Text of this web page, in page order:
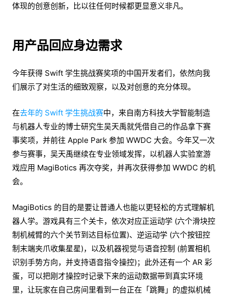
体现的创意创新，比以往任何时候都更显意义非凡。
用产品回应身边需求
今年获得 Swift 学生挑战赛奖项的中国开发者们，依然向我
们展示了对生活的细致观察，以及对创意的充分体现。
在去年的 Swift 学生挑战赛中，来自南方科技大学智能制造
与机器人专业的博士研究生吴天禹就凭借自己的作品拿下赛
事奖项，并前往 Apple Park 参加 WWDC 大会。今年又一次
参与赛事，吴天禹继续在专业领域发挥，以机器人实验室游
戏应用 MagiBotics 再次夺奖，并再次获得参加 WWDC 的机
会。
MagiBotics 的目的是要让普通人也能以更轻松的方式理解机
器人学。游戏具有三个关卡，依次对应正运动学 (六个滑块控
制机械臂的六个关节到达目标位置)、逆运动学 (六个按钮控
制末端夹爪收集星星)，以及机器视觉与语音控制 (前置相机
识别手势方向，并支持语音指令操控)；此外还有一个 AR 彩
蛋，可以把刚才操控时记录下来的运动数据带到真实环境
里，让玩家在自己房间里看到一台正在「跳舞」的虚拟机械